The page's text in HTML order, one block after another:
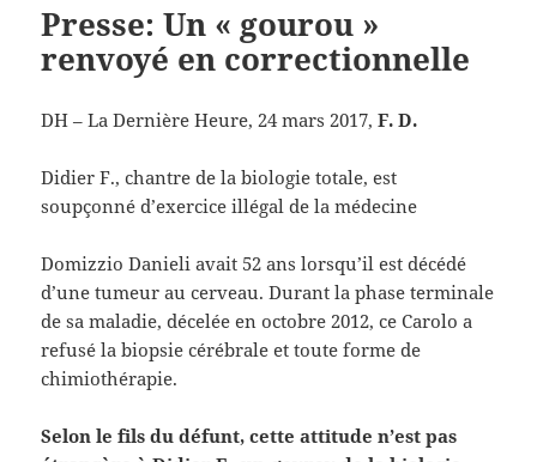
Presse: Un « gourou »
renvoyé en correctionnelle
DH – La Dernière Heure, 24 mars 2017,F. D.
Didier F., chantre de la biologie totale, est
soupçonné d’exercice illégal de la médecine
Domizzio Danieli avait 52 ans lorsqu’il est décédé
d’une tumeur au cerveau. Durant la phase terminale
de sa maladie, décelée en octobre 2012, ce Carolo a
refusé la biopsie cérébrale et toute forme de
chimiothérapie.
Selon le fils du défunt, cette attitude n’est pas